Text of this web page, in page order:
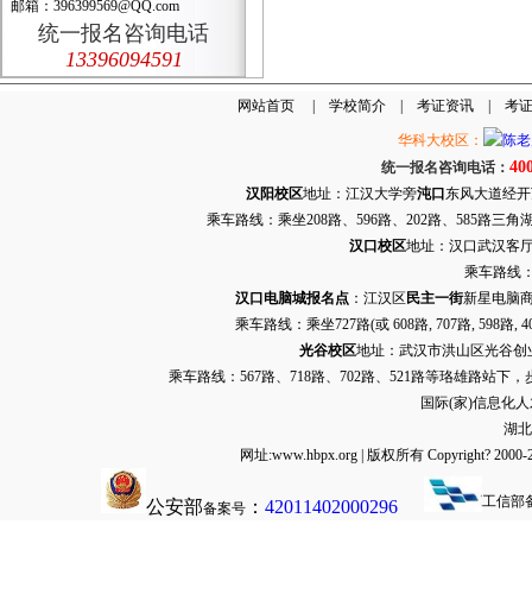
邮箱：396399569@QQ.com
统一报名咨询电话
13396094591
网站首页| 学校简介| 考证资讯| 考
华科大校区：
统一报名咨询电话：
汉阳校区地址：江汉大学旁沌口 东风大道经
乘车路线：乘坐208路、596路、202路、585路三
汉口校区地址：汉口武汉客
乘车路线
汉口电脑城报名点：江汉区 民主一街新星电脑
乘车路线：乘坐727路(或 608路, 707路, 598路,
光谷校区地址：武汉市洪山区光谷创
乘车路线：567路、718路、702路、521路等珞雄路站下
国际(家)信息化
湖
网址:www.hbpx.org | 版权所有 Copyright?
公安部备案号 ： 42011402000296 工信部